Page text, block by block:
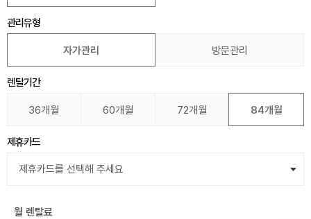
관리유형
자가관리 방문관리
렌탈기간
36개월 60개월 72개월 84개월
제휴카드
월 렌탈료